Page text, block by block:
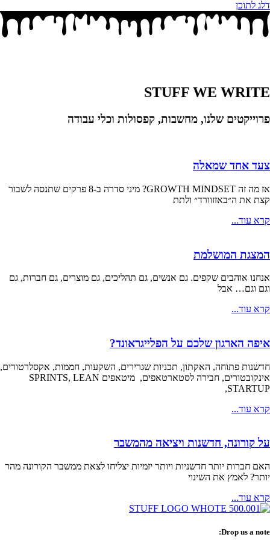
דלג לתוכן
STUFF WE WRITE
פרוייקטים שלנו, מחשבות, קפסולות וכלי עבודה
צעד אחד שמאלה
אז מה זה GROWTH MINDSET? מיני סדרה ב-8 פרקים שתנסה לשבור
קצת את ה״באזזוורד״ ולתת
קרא עוד...
המצגת המושלמת
אנחנו אוהבים שקפים. גם אנשים, גם תהליכים, גם מוצרים, גם חברות, גם
וגם וגם… אבל
קרא עוד...
איפה הארגון שלכם על הפלייגראונד?
חדשנות פתוחה, האקתון, תכניות שגרירים, השקעות, חממות, אקסלרטורים,
אינקובטורים, חבירה לסטארטאפים, מיטאפים SPRINTS, LEAN
STARTUP,
קרא עוד...
על קורונה, חדשנות ויציאה מהמשבר
האם חברות יותר חדשניות ויותר יזמיות יצליחו לצאת ממשבר הקורונה מהר
יותר? לאמץ את השינוי
קרא עוד...
Drop us a note: